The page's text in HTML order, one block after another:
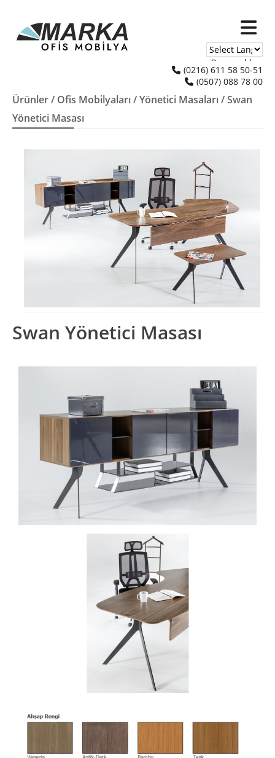
Powered by
Translate
(0216) 611 58 50-51
(0507) 088 78 00
Ürünler/ Ofis Mobilyaları/Yönetici Masaları/ Swan
Yönetici Masası
Swan Yönetici Masası